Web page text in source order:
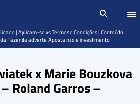
x Marie Bouzkova
Roland Garros –
| Aplicam-se os Termos e Condições | Conteúdo
Fazenda adverte: Aposta não é investimento